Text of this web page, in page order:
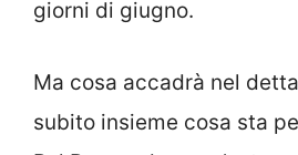
giorni di giugno.
Ma cosa accadrà nel
subito insieme cosa sta